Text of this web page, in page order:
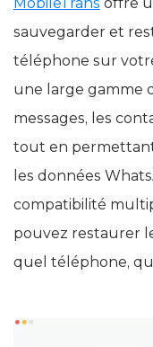
sauvegarder et
téléphone sur
une large gamme
messages, les
tout en
les données
compatibilité
pouvez restaurer
quel téléphone,